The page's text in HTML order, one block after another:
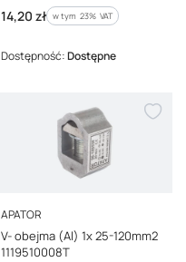
Cena brutto
14,20 zł w tym %s VAT
w tym 23% VAT
Dostępność:Dostępne
PRODUCENT
APATOR
V- obejma (Al) 1x 25-120mm2
1119510008T